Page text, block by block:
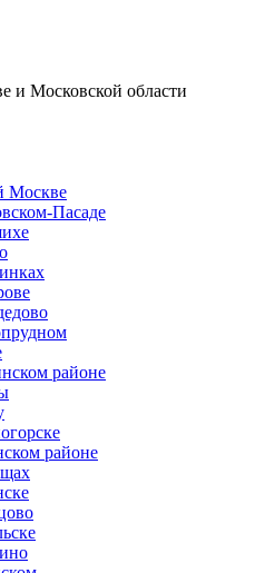
и Московской области
Москве
Пасаде
районе
районе